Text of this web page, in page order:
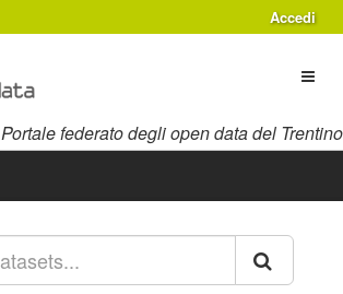
Accedi
Portale federato degli open data del Trentino